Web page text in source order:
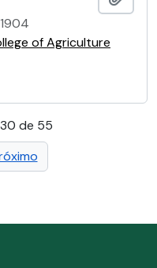
1904
of Agriculture
de 55